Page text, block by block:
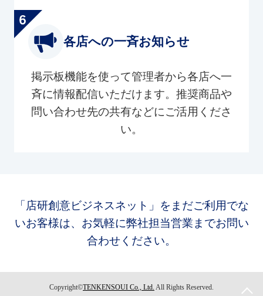
各店への一斉お知らせ
掲示板機能を使って管理者から各店へ一
斉に情報配信いただけます。推奨商品や
問い合わせ先の共有などにご活用くださ
い。
「店研創意ビジネスネット」をまだご利用でな
いお客様は、お気軽に弊社担当営業までお問い
合わせください。
Copyright©TENKENSOUI Co., Ltd. All Rights Reserved.